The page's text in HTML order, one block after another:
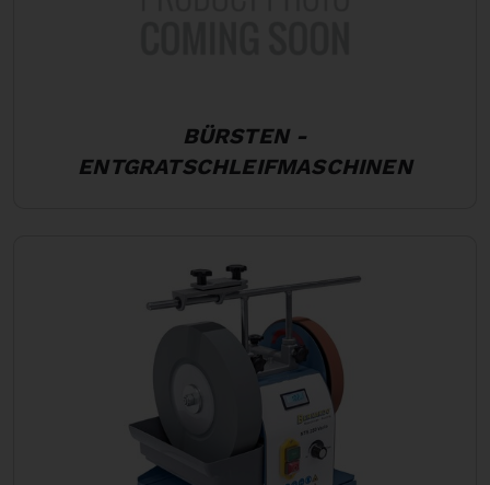
BÜRSTEN -
ENTGRATSCHLEIFMASCHINEN